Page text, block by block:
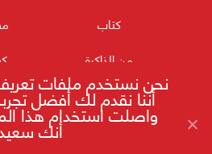
كتاب
من الذاكرة
نحن نستخدم ملفات تعريف
أننا نقدم لك أفضل
واصلت استخدام هذا
أنك